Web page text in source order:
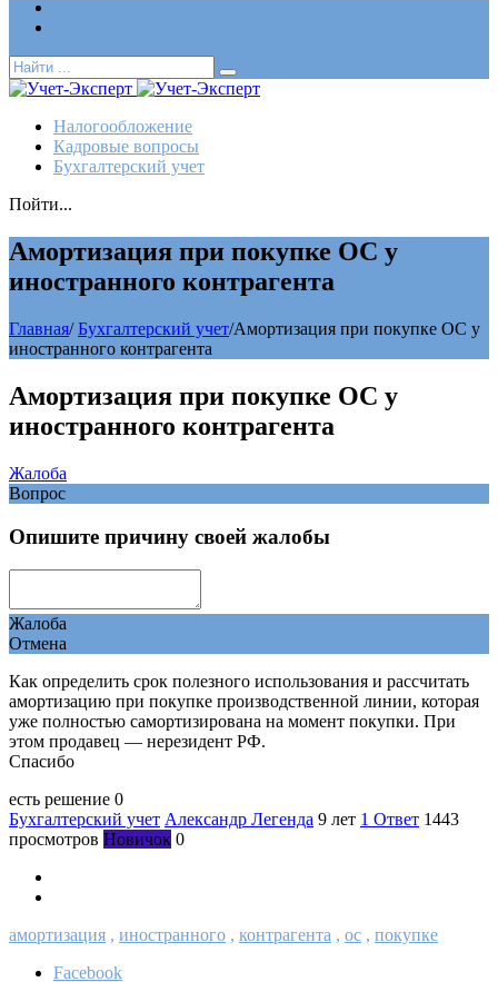
Налогообложение
Кадровые вопросы
Бухгалтерский учет
Пойти...
Амортизация при покупке ОС у
иностранного контрагента
Главная/ Бухгалтерский учет/Амортизация при покупке ОС у
иностранного контрагента
Амортизация при покупке ОС у
иностранного контрагента
Жалоба
Вопрос
Опишите причину своей жалобы
Жалоба
Отмена
Как определить срок полезного использования и рассчитать
амортизацию при покупке производственной линии, которая
уже полностью самортизирована на момент покупки. При
этом продавец — нерезидент РФ.
Спасибо
есть решение 0
Бухгалтерский учет Александр Легенда 9 лет 1 Ответ 1443
просмотров Новичок 0
амортизация , иностранного , контрагента , ос , покупке
Facebook